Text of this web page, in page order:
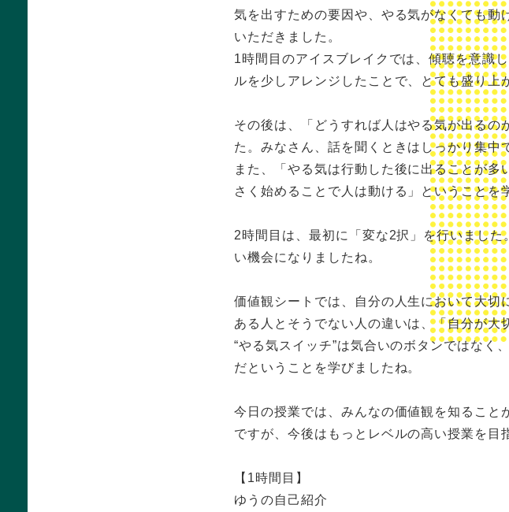
気を出すための要因や、やる気がなくても
いただきました。
1時間目のアイスブレイクでは、傾聴を意識
ルを少しアレンジしたことで、とても盛り上
その後は、「どうすれば人はやる気が出る
た。みなさん、話を聞くときはしっかり集中
また、「やる気は行動した後に出ることが
さく始めることで人は動ける」ということを
2時間目は、最初に「変な2択」を行いまし
い機会になりましたね。
価値観シートでは、自分の人生において大
ある人とそうでない人の違いは、「自分が
“やる気スイッチ”は気合いのボタンではなく
だということを学びましたね。
今日の授業では、みんなの価値観を知ること
ですが、今後はもっとレベルの高い授業を目
【1時間目】
ゆうの自己紹介